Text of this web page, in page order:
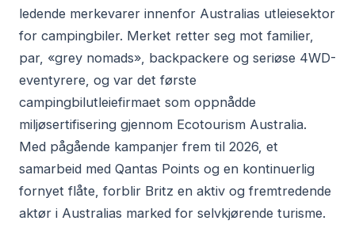
ledende merkevarer innenfor Australias utleiesektor
for campingbiler. Merket retter seg mot familier,
par, «grey nomads», backpackere og seriøse 4WD-
eventyrere, og var det første
campingbilutleiefirmaet som oppnådde
miljøsertifisering gjennom Ecotourism Australia.
Med pågående kampanjer frem til 2026, et
samarbeid med Qantas Points og en kontinuerlig
fornyet flåte, forblir Britz en aktiv og fremtredende
aktør i Australias marked for selvkjørende turisme.